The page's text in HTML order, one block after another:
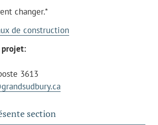
changer.*
de construction
projet:
3613
section